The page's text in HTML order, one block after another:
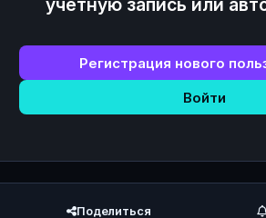
учётную запись или
Регистрация нового
Войти
Поделиться